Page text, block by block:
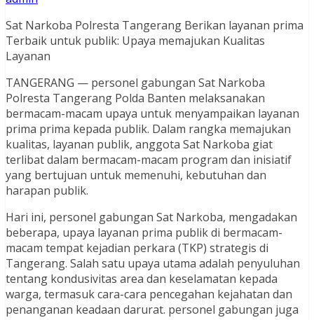
Sat Narkoba Polresta Tangerang Berikan layanan prima
Terbaik untuk publik: Upaya memajukan Kualitas
Layanan
TANGERANG — personel gabungan Sat Narkoba
Polresta Tangerang Polda Banten melaksanakan
bermacam-macam upaya untuk menyampaikan layanan
prima prima kepada publik. Dalam rangka memajukan
kualitas, layanan publik, anggota Sat Narkoba giat
terlibat dalam bermacam-macam program dan inisiatif
yang bertujuan untuk memenuhi, kebutuhan dan
harapan publik.
Hari ini, personel gabungan Sat Narkoba, mengadakan
beberapa, upaya layanan prima publik di bermacam-
macam tempat kejadian perkara (TKP) strategis di
Tangerang. Salah satu upaya utama adalah penyuluhan
tentang kondusivitas area dan keselamatan kepada
warga, termasuk cara-cara pencegahan kejahatan dan
penanganan keadaan darurat. personel gabungan juga